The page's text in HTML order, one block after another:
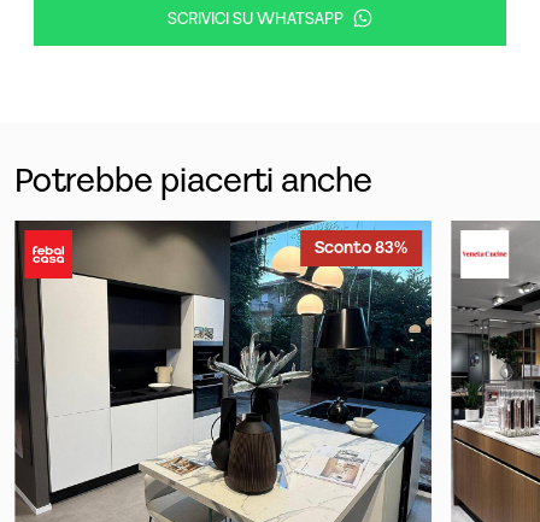
SCRIVICI SU WHATSAPP
Potrebbe piacerti anche
Sconto 83%